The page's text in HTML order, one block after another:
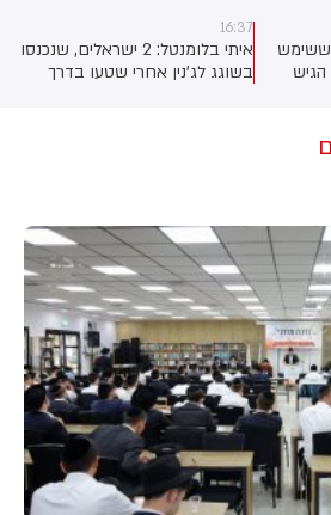
ששימש
16:37
איתי בלומנטל: 2 ישראלים, שנכנסו
בשוגג לג'נין אחרי שטעו בדרך